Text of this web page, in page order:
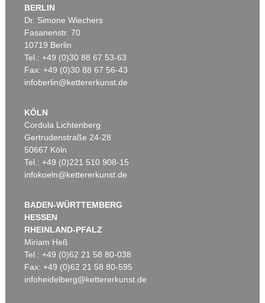
BERLIN
Dr. Simone Wiechers
Fasanenstr. 70
10719 Berlin
Tel.: +49 (0)30 88 67 53-63
Fax: +49 (0)30 88 67 56-43
infoberlin@kettererkunst.de
KÖLN
Cordula Lichtenberg
Gertrudenstraße 24-28
50667 Köln
Tel.: +49 (0)221 510 908-15
infokoeln@kettererkunst.de
BADEN-WÜRTTEMBERG
HESSEN
RHEINLAND-PFALZ
Miriam Heß
Tel.: +49 (0)62 21 58 80-038
Fax: +49 (0)62 21 58 80-595
infoheidelberg@kettererkunst.de